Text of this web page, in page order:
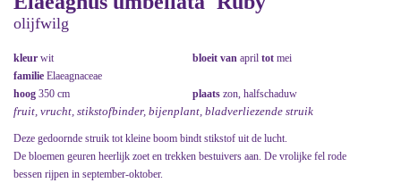
olijfwilg
kleur wit bloeit van april tot mei
familie Elaeagnaceae
hoog 350 cm plaats zon, halfschaduw
fruit, vrucht, stikstofbinder, bijenplant, bladverliezende struik
Deze gedoornde struik tot kleine boom bindt stikstof uit de lucht.
De bloemen geuren heerlijk zoet en trekken bestuivers aan. De vrolijke fel rode
bessen rijpen in september-oktober.